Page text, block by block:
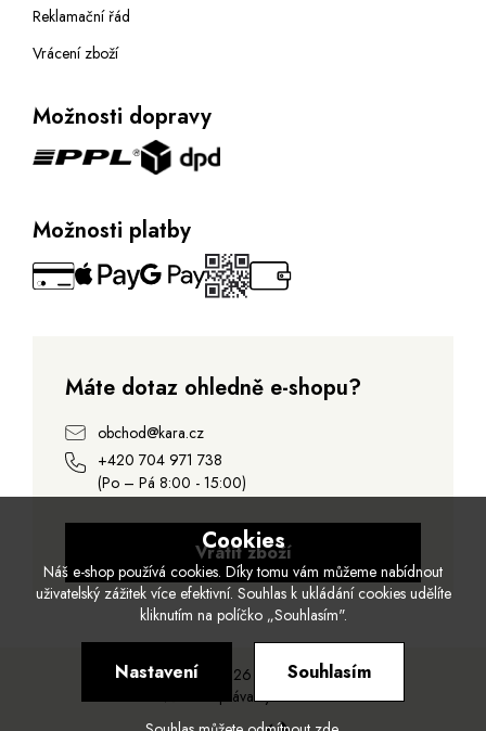
Reklamační řád
Vrácení zboží
Možnosti dopravy
Možnosti platby
Máte dotaz ohledně e-shopu?
obchod@kara.cz
+420 704 971 738
(Po – Pá 8:00 - 15:00)
Vrátit zboží
© 2026 Kara.
Všechna práva vyhrazena.
Cookies
Náš e-shop používá cookies. Díky tomu vám můžeme nabídnout
uživatelský zážitek více efektivní. Souhlas k ukládání cookies udělíte
kliknutím na políčko „Souhlasím".
Nastavení Souhlasím